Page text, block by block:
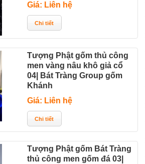
Giá: Liên hệ
Tượng Phật gốm thủ công
men vàng nâu khô giả cổ
04| Bát Tràng Group gốm
Khánh
Giá: Liên hệ
Tượng Phật gốm Bát Tràng
thủ công men gốm đá 03|